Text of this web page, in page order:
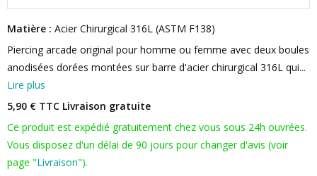
Matière : Acier Chirurgical 316L (ASTM F138)
Piercing arcade original pour homme ou femme avec deux boules
anodisées dorées montées sur barre d'acier chirurgical 316L qui...
Lire plus
5,90 € TTC Livraison gratuite
Ce produit est expédié gratuitement chez vous sous 24h ouvrées.
Vous disposez d'un délai de 90 jours pour changer d'avis (voir
page "Livraison").